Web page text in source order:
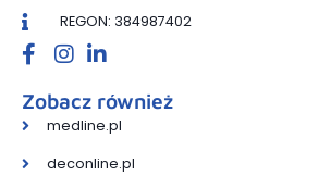
REGON: 384987402
Zobacz również
medline.pl
deconline.pl